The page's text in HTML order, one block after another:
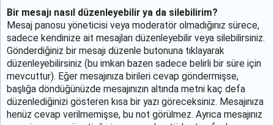
Bir mesajı nasıl düzenleyebilir ya da silebilirim?
Mesaj panosu yöneticisi veya moderatör olmadığınız sürece,
sadece kendinize ait mesajları düzenleyebilir veya silebilirsiniz.
Gönderdiğiniz bir mesajı düzenle butonuna tıklayarak
düzenleyebilirsiniz (bu imkan bazen sadece belirli bir süre için
mevcuttur). Eğer mesajınıza birileri cevap göndermişse,
başlığa döndüğünüzde mesajınızın altında metni kaç defa
düzenlediğinizi gösteren kısa bir yazı göreceksiniz. Mesajınıza
henüz cevap verilmemişse, bu not görülmez. Ayrıca mesajınız